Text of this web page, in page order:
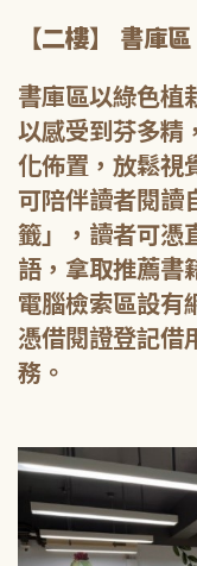
【二樓】 書庫
書庫區以綠色植
以感受到芬多精
化佈置，放鬆視
可陪伴讀者閱讀
籤」，讀者可憑
語，拿取推薦書
電腦檢索區設有
憑借閱證登記借
務。